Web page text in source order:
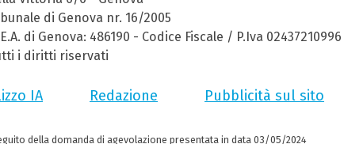
di Genova nr. 16/2005
di Genova: 486190 - Codice Fiscale / P.Iva 02437210996
i diritti riservati
IA Redazione Pubblicità sul sito
seguito della domanda di agevolazione presentata in data 03/05/2024